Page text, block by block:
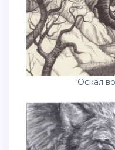
Оскал